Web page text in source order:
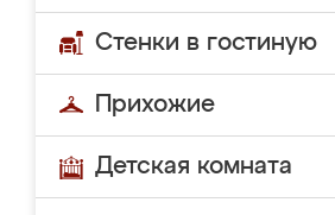
Стенки в гостиную
Прихожие
Детская комната